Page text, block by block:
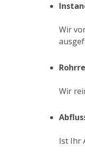
Wir
Wir
Ist Ihr